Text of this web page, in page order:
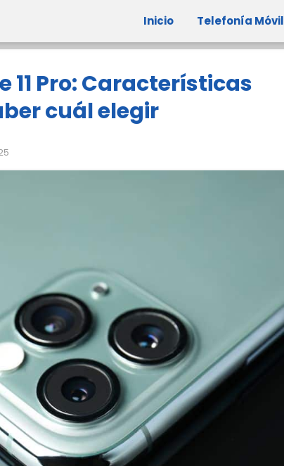
Inicio Telefonía Móvil
11 Pro: Características
cuál elegir